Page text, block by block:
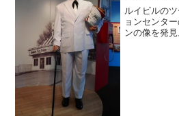
Louisville
ルイビルの
ョンセンタ
ンの像を発